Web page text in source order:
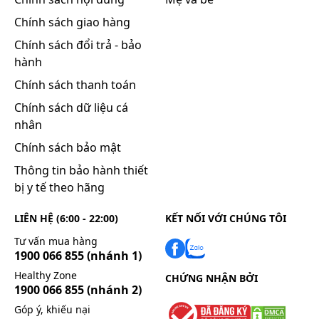
mg x 2 lần/ngày.
Liều dùng ở trẻ em có thể khác nhau tùy thuộc vào
cân nặng, độ tuổi và tình trạng bệnh.
Trẻ em dưới 1 tuổi liều khuyến cáo là 3mg/kg x 2
lần/ngày, dùng trong 5 ngày. Liều khuyến cáo này
không áp dụng cho trẻ sơ sinh có số tuần tuổi dưới
36 tuần kể từ khi thụ thai.
Người lớn và thanh thiếu niên 13 tuổi trở lên: Phòng
ngừa trong trường hợp đã từng tiếp xúc với người
bị nhiễm cúm có thể có hoặc không có triệu chứng
và sử dụng thuốc trong vòng 2 ngày sau khi tiếp
xúc với nguồn bệnh.
Liều khuyên dùng 75 mg 1 lần/ngày, uống ít nhất 10
ngày.
Liều khuyên dùng để phòng bệnh cúm trong suốt
thời gian có dịch ở cộng đồng là 75 mg 1 lần/ngày.
Chính sách giao hàng
Chính sách đổi trả - bảo
hành
Chính sách thanh toán
Chính sách dữ liệu cá
nhân
Chính sách bảo mật
Thông tin bảo hành thiết
bị y tế theo hãng
LIÊN HỆ (6:00 - 22:00)
Tư vấn mua hàng
1900 066 855(nhánh 1)
Healthy Zone
1900 066 855(nhánh 2)
Góp ý, khiếu nại
KẾT NỐI VỚI CHÚNG TÔI
CHỨNG NHẬN BỞI